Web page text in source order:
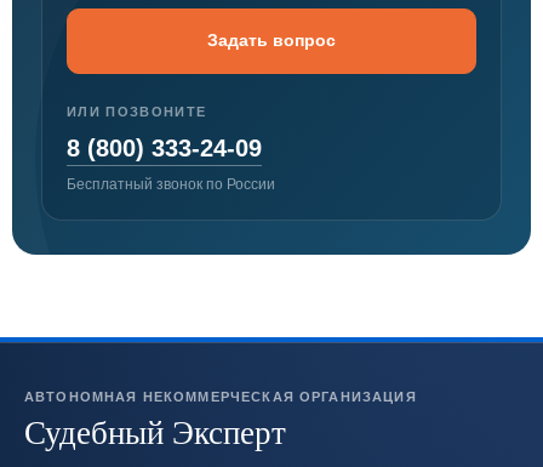
Задать вопрос
ИЛИ ПОЗВОНИТЕ
8 (800) 333-24-09
Бесплатный звонок по России
АВТОНОМНАЯ НЕКОММЕРЧЕСКАЯ ОРГАНИЗАЦИЯ
Судебный Эксперт